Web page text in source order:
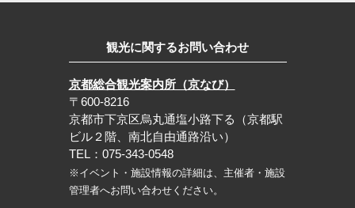
観光に関するお問い合わせ
京都総合観光案内所（京なび）
〒600-8216
京都市下京区烏丸通塩小路下る（京都駅
ビル２階、南北自由通路沿い）
TEL：075-343-0548
※イベント・施設情報の詳細は、主催者・施設
管理者へお問い合わせください。